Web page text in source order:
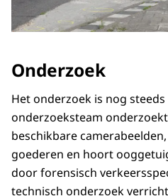
Onderzoek
Het onderzoek is nog
onderzoeksteam
beschikbare
goederen en hoort
door forensisch
technisch onderzoek